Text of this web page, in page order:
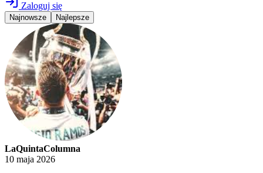
Zaloguj się
Najnowsze Najlepsze
LaQuintaColumna
10 maja 2026